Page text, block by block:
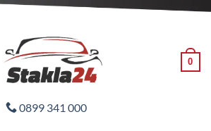
0
0899 341 000